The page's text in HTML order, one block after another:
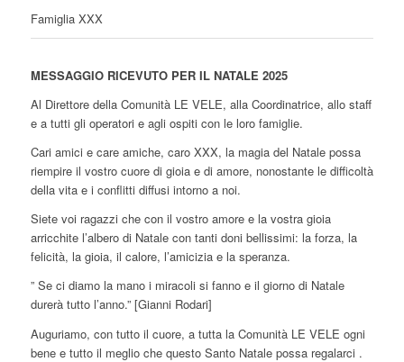
Famiglia XXX
MESSAGGIO RICEVUTO PER IL NATALE 2025
Al Direttore della Comunità LE VELE, alla Coordinatrice, allo staff
e a tutti gli operatori e agli ospiti con le loro famiglie.
Cari amici e care amiche, caro XXX, la magia del Natale possa
riempire il vostro cuore di gioia e di amore, nonostante le difficoltà
della vita e i conflitti diffusi intorno a noi.
Siete voi ragazzi che con il vostro amore e la vostra gioia
arricchite l’albero di Natale con tanti doni bellissimi: la forza, la
felicità, la gioia, il calore, l’amicizia e la speranza.
” Se ci diamo la mano i miracoli si fanno e il giorno di Natale
durerà tutto l’anno.” [Gianni Rodari]
Auguriamo, con tutto il cuore, a tutta la Comunità LE VELE ogni
bene e tutto il meglio che questo Santo Natale possa regalarci .